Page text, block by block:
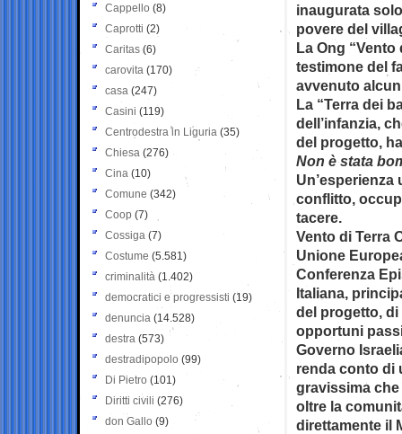
inaugurata
povere del
La Ong
testimone del
avvenuto
La “Terra dei
dell’infanzia,
del progetto,
Non è stata
conflitto,
tacere.
Vento di Terra
Unione
Conferenza
Italiana,
del progetto, di
opportuni
Governo
renda conto di
gravissima
oltre la
direttamente il
Cappello (8)
Caprotti (2)
Caritas (6)
carovita (170)
casa (247)
Casini (119)
Centrodestra in Liguria (35)
Chiesa (276)
Cina (10)
Comune (342)
Coop (7)
Cossiga (7)
Costume (5.581)
criminalità (1.402)
democratici e progressisti (19)
denuncia (14.528)
destra (573)
destradipopolo (99)
Di Pietro (101)
Diritti civili (276)
don Gallo (9)